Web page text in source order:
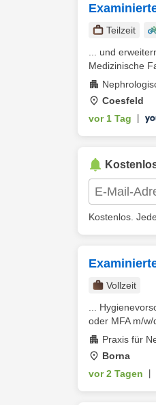
Teilzeit
... und
Medizinische
Coesfeld
vor 1 Tag
Kostenlos.
Vollzeit
...
oder MFA m/
Praxis für
Borna
vor 2 Tagen